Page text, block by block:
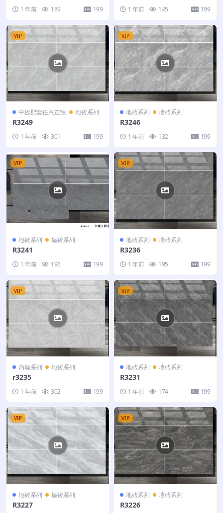
1 年前 189 199 1 年前 145 199
VIP
中板配套任意连纹 地砖系列
R3249
1 年前 301 199
VIP
地砖系列 墙砖系列
R3246
1 年前 132 199
VIP
地砖系列 墙砖系列
R3241
1 年前 196 199
VIP
地砖系列 墙砖系列
R3236
1 年前 195 199
VIP
内墙系列 地砖系列
r3235
1 年前 302 199
VIP
地砖系列 墙砖系列
R3231
1 年前 174 199
VIP
地砖系列 墙砖系列
R3227
VIP
地砖系列 墙砖系列
R3226